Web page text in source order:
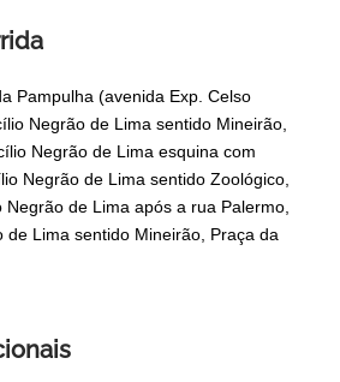
Pampulha (avenida Exp. Celso
Negrão de Lima sentido Mineirão,
Negrão de Lima esquina com
Negrão de Lima sentido Zoológico,
de Lima após a rua Palermo,
de Lima sentido Mineirão, Praça da